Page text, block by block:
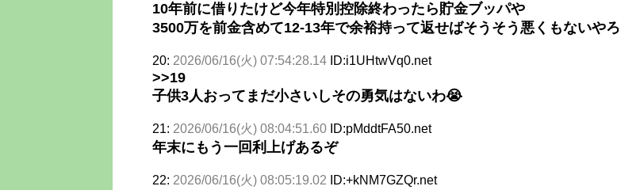
10年前に借りたけど今年特別控除終わったら貯金ブッパや
3500万を前金含めて12-13年で余裕持って返せばそうそう悪くもないやろ
20: 2026/06/16(火) 07:54:28.14 ID:i1UHtwVq0.net
>>19
子供3人おってまだ小さいしその勇気はないわ😭
21: 2026/06/16(火) 08:04:51.60 ID:pMddtFA50.net
年末にもう一回利上げあるぞ
22: 2026/06/16(火) 08:05:19.02 ID:+kNM7GZQr.net